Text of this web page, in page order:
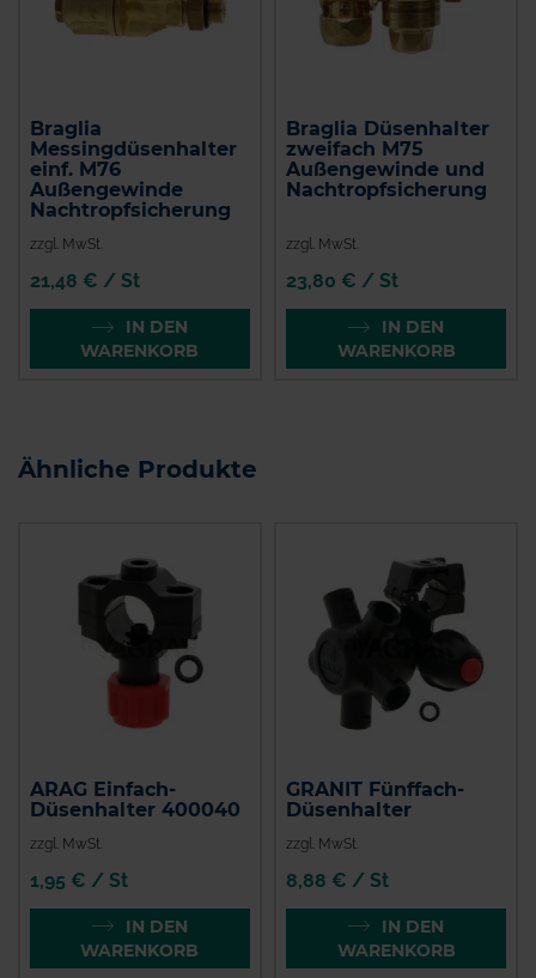
Braglia
Messingdüsenhalter
einf. M76
Außengewinde
Nachtropfsicherung
zzgl. MwSt.
21,48 € / St
IN DEN
WARENKORB
Braglia Düsenhalter
zweifach M75
Außengewinde und
Nachtropfsicherung
zzgl. MwSt.
23,80 € / St
IN DEN
WARENKORB
Ähnliche Produkte
ARAG Einfach-
Düsenhalter 400040
zzgl. MwSt.
1,95 € / St
IN DEN
WARENKORB
GRANIT Fünffach-
Düsenhalter
zzgl. MwSt.
8,88 € / St
IN DEN
WARENKORB